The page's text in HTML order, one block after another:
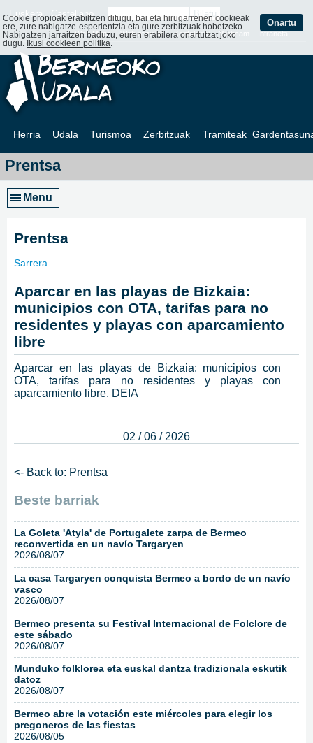
Euskera Castellano
Web Mapa Web ofizialak Kontaktatu Webcam Intraneta
Herria Udala Turismoa Zerbitzuak Tramiteak
Prentsa
Menu
Prentsa
Sarrera
Aparcar en las playas de Bizkaia:
municipios con OTA, tarifas para no
residentes y playas con aparcamiento
libre
Aparcar en las playas de Bizkaia: municipios con
OTA, tarifas para no residentes y playas con
aparcamiento libre. DEIA
02 / 06 / 2026
<- Back to: Prentsa
Beste barriak
La Goleta 'Atyla' de Portugalete zarpa de Bermeo
reconvertida en un navío Targaryen
2026/08/07
La casa Targaryen conquista Bermeo a bordo de un navío
vasco
2026/08/07
Bermeo presenta su Festival Internacional de Folclore de
este sábado
2026/08/07
Munduko folklorea eta euskal dantza tradizionala eskutik
datoz
2026/08/07
Bermeo abre la votación este miércoles para elegir los
pregoneros de las fiestas
2026/08/05
Onartu
Cookie propioak erabiltzen ditugu, bai eta hirugarrenen cookieak
ere, zure nabigatze-esperientzia eta gure zerbitzuak hobetzeko.
Nabigatzen jarraitzen baduzu, euren erabilera onartutzat joko
dugu.
Ikusi cookieen politika